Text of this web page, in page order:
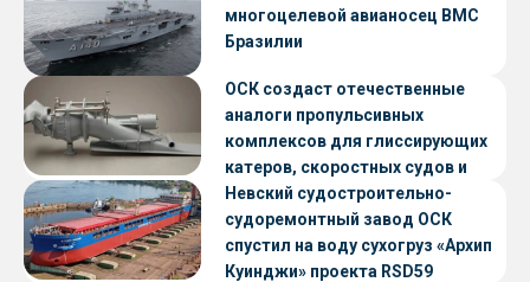
многоцелевой авианосец ВМС
Бразилии
ОСК создаст отечественные
аналоги пропульсивных
комплексов для глиссирующих
катеров, скоростных судов и
судов с малой осадкой
Невский судостроительно-
судоремонтный завод ОСК
спустил на воду сухогруз «Архип
Куинджи» проекта RSD59